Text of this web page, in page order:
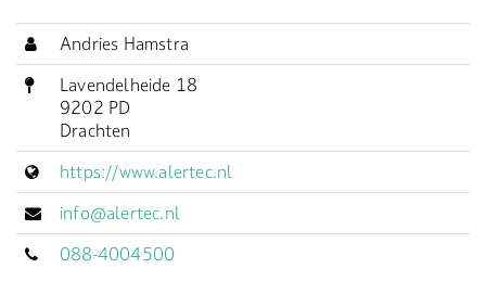
Andries Hamstra
Lavendelheide 18
9202 PD
Drachten
https://www.alertec.nl
info@alertec.nl
088-4004500